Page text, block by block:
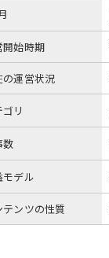
開始時期
の運営状況
リ
数
モデル
テンツの性質